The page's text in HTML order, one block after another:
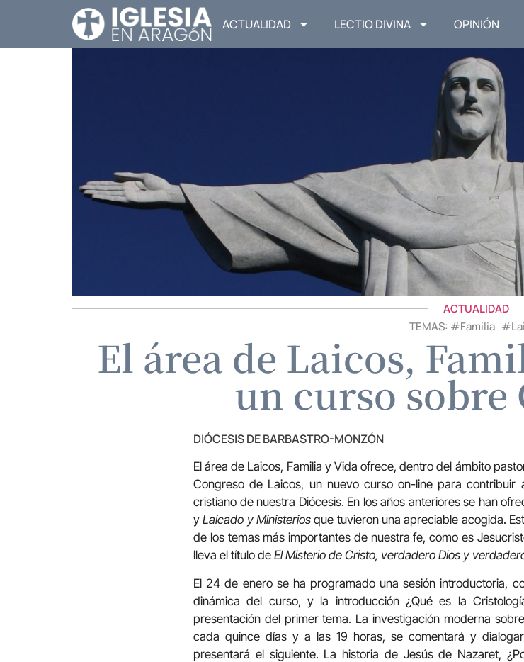
ACTUALIDAD LECTIO DIVINA OPINIÓN
ACTUALIDAD
TEMAS: #Familia#
El área de Laicos,
un curso
DIÓCESIS DE BARBASTRO-MONZÓN
El área de Laicos, Familia y Vida ofrece, dentro del ámbito
Congreso de Laicos, un nuevo curso on-line para
cristiano de nuestra Diócesis. En los años anteriores se han
y Laicado y Ministerios que tuvieron una apreciable acogida.
de los temas más importantes de nuestra fe, como es
lleva el título de El Misterio de Cristo, verdadero Dios y
El 24 de enero se ha programado una sesión introductoria,
dinámica del curso, y la introducción ¿Qué es la
presentación del primer tema. La investigación moderna
cada quince días y a las 19 horas, se comentará y
presentará el siguiente. La historia de Jesús de Nazaret,